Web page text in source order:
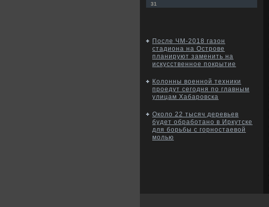
31
После ЧМ-2018 газон
стадиона на Острове
планируют заменить на
искусственное покрытие
Колонны военной техники
проедут сегодня по главным
улицам Хабаровска
Около 22 тысяч деревьев
будет обработано в Иркутске
для борьбы с горностаевой
молью